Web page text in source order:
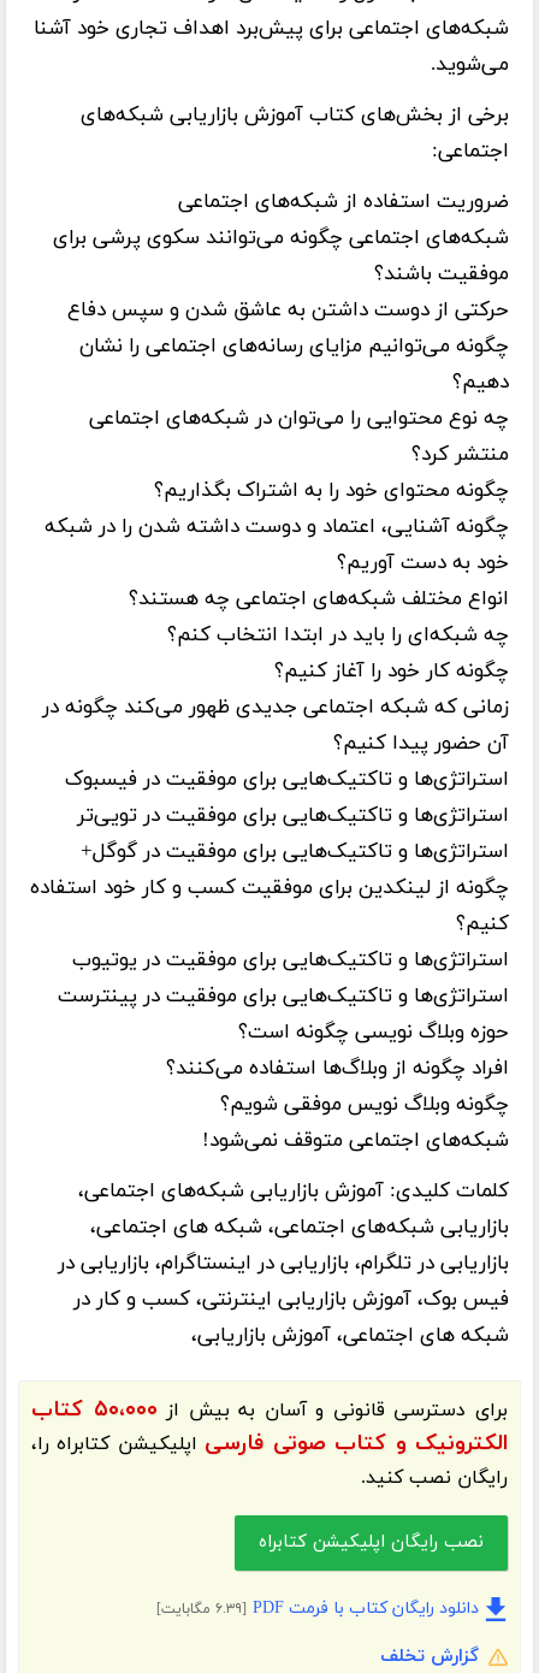
شبکه‌های اجتماعی برای پیش‌برد اهداف تجاری خود آشنا
می‌شوید.
برخی از بخش‌های کتاب آموزش بازاریابی شبکه‌های
اجتماعی:
ضروریت استفاده از شبکه‌های اجتماعی
شبکه‌های اجتماعی چگونه می‌توانند سکوی پرشی برای
موفقیت باشند؟
حرکتی از دوست داشتن به عاشق شدن و سپس دفاع
چگونه می‌توانیم مزایای رسانه‌های اجتماعی را نشان
دهیم؟
چه نوع محتوایی را می‌توان در شبکه‌های اجتماعی
منتشر کرد؟
چگونه محتوای خود را به اشتراک بگذاریم؟
چگونه آشنایی، اعتماد و دوست داشته شدن را در شبکه
خود به دست آوریم؟
انواع مختلف شبکه‌های اجتماعی چه هستند؟
چه شبکه‌ای را باید در ابتدا انتخاب کنم؟
چگونه کار خود را آغاز کنیم؟
زمانی که شبکه اجتماعی جدیدی ظهور می‌کند چگونه در
آن حضور پیدا کنیم؟
استراتژی‌ها و تاکتیک‌هایی برای موفقیت در فیسبوک
استراتژی‌ها و تاکتیک‌هایی برای موفقیت در تویی‌تر
استراتژی‌ها و تاکتیک‌هایی برای موفقیت در گوگل+
چگونه از لینکدین برای موفقیت کسب و کار خود استفاده
کنیم؟
استراتژی‌ها و تاکتیک‌هایی برای موفقیت در یوتیوب
استراتژی‌ها و تاکتیک‌هایی برای موفقیت در پینترست
حوزه وبلاگ نویسی چگونه است؟
افراد چگونه از وبلاگ‌ها استفاده می‌کنند؟
چگونه وبلاگ نویس موفقی شویم؟
شبکه‌های اجتماعی متوقف نمی‌شود!
کلمات کلیدی: آموزش بازاریابی شبکه‌های اجتماعی،
بازاریابی شبکه‌های اجتماعی، شبکه های اجتماعی،
بازاریابی در تلگرام، بازاریابی در اینستاگرام، بازاریابی در
فیس بوک، آموزش بازاریابی اینترنتی، کسب و کار در
شبکه های اجتماعی، آموزش بازاریابی،
برای دسترسی قانونی و آسان به بیش از
۵۰،۰۰۰ کتاب
الکترونیک و کتاب صوتی فارسی اپلیکیشنکتابراهرا،
رایگان نصب کنید.
نصب رایگان اپلیکیشن کتابراه
دانلود رایگان کتاب با فرمت PDF [۶.۳۹ مگابایت]
گزارش تخلف